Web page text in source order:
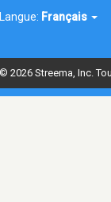
Langue: Français
© 2026 Streema, Inc.